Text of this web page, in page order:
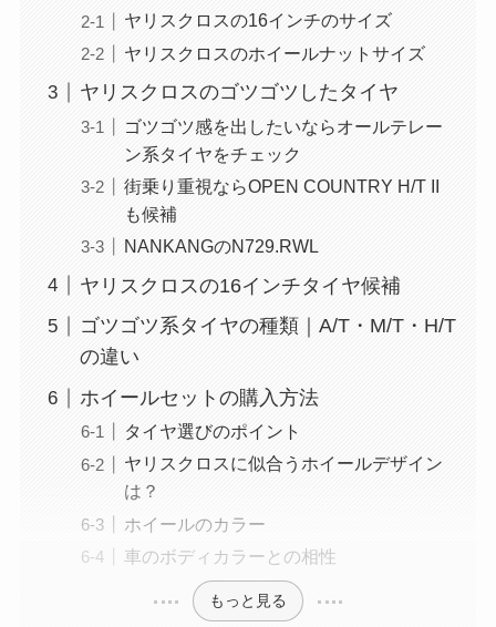
ヤリスクロスの16インチのサイズ
ヤリスクロスのホイールナットサイズ
ヤリスクロスのゴツゴツしたタイヤ
ゴツゴツ感を出したいならオールテレー
ン系タイヤをチェック
街乗り重視ならOPEN COUNTRY H/T II
も候補
NANKANGのN729.RWL
ヤリスクロスの16インチタイヤ候補
ゴツゴツ系タイヤの種類｜A/T・M/T・H/T
の違い
ホイールセットの購入方法
タイヤ選びのポイント
ヤリスクロスに似合うホイールデザイン
は？
ホイールのカラー
車のボディカラーとの相性
もっと見る